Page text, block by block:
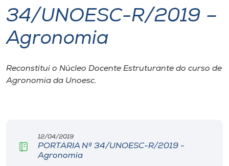
I.nova
Cultura
Biblioteca
34/UNOESC-R/2019 –
Agronomia
Reconstitui o Núcleo Docente Estruturante do curso de
Agronomia da Unoesc.
12/04/2019
PORTARIA Nº 34/UNOESC-R/2019 -
Agronomia